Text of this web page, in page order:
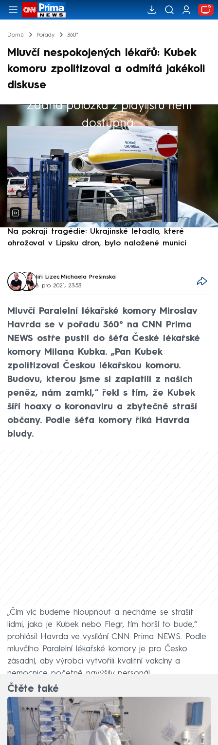
Domů Pořady 360°
Mluvčí nespokojených lékařů: Kubek
komoru zpolitizoval a odmítá jakékoli
diskuse
Žádná položka z playlistu není
dostupná.
Výběr redakce
Na pokraji tragédie: Ukrajinské letadlo, které
ohrožoval v Lipsku dron, bylo naložené municí
Jiří Lizec, Michaela Prešinská
8. pro 2021, 23:53
Mluvčí Paralelní lékařské komory Miroslav
Havrda se v pořadu 360° na CNN Prima
NEWS ostře pustil do šéfa České lékařské
komory Milana Kubka. „Pan Kubek
zpolitizoval Českou lékařskou komoru.
Budovu, kterou jsme si zaplatili z našich
peněz, nám zamkl,“ řekl s tím, že Kubek
šíří hoaxy o koronaviru a zbytečně straší
občany. Podle šéfa komory říká Havrda
bludy.
„Čím víc budeme hloupnout a necháme se strašit
lidmi, jako je Kubek nebo Flegr, tím horší to bude,“
prohlásil Havrda ve vysílání CNN Prima NEWS. Podle
mluvčího Paralelní lékařské komory je pro Česko
zásadní, aby výrobci vytvořili kvalitní vakcíny a
nemocnice početně navýšily personál.
Čtěte také